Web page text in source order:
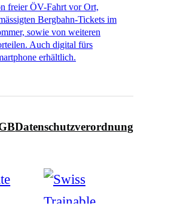
freier ÖV-Fahrt vor Ort,
Bergbahn-Tickets im
sowie von weiteren
Auch digital fürs
erhältlich.
Datenschutzverordnung